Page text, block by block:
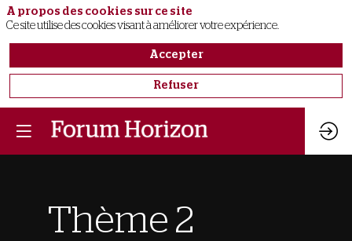
Thème 2
A propos des cookies sur ce site
Ce site utilise des cookies visant à améliorer votre expérience.
Accepter
Refuser